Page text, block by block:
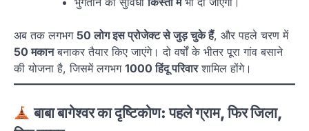
अब तक लगभग 50 लोग इस प्रोजेक्ट से जुड़ चुके हैं, और पहले चरण में
50 मकानबनाकर तैयार किए जाएंगे। दो वर्षों के भीतर पूरा गांव बसाने
की योजना है, जिसमें लगभग 1000 हिंदू परिवारशामिल होंगे।
बाबा बागेश्वर का दृष्टिकोण: पहले ग्राम, फिर जिला,